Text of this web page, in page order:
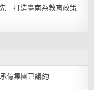
打造臺南為教育政策
億集團已議約